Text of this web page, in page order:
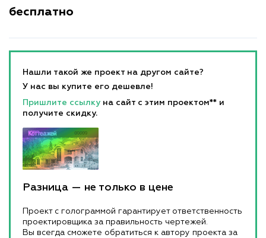
бесплатно
Нашли такой же проект на другом сайте?
У нас вы купите его дешевле!
Пришлите ссылку на сайт с этим проектом** и
получите скидку.
Разница — не только в цене
Проект с голограммой гарантирует ответственность
проектировщика за правильность чертежей.
Вы всегда сможете обратиться к автору проекта за